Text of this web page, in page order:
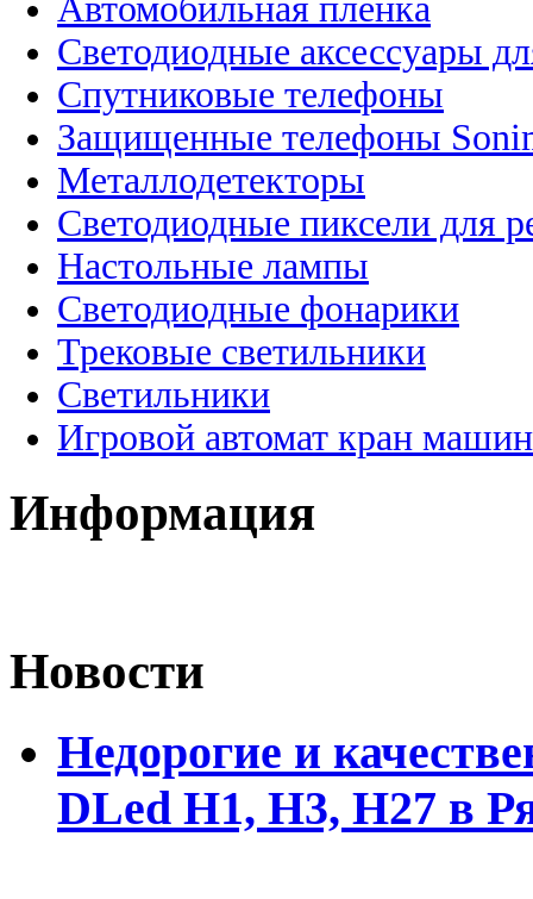
Автомобильная пленка
Светодиодные аксессуары
Спутниковые телефоны
Защищенные телефоны
Металлодетекторы
Светодиодные пиксели для
Настольные лампы
Светодиодные фонарики
Трековые светильники
Светильники
Игровой автомат кран
Информация
Новости
Недорогие и
DLed Н1, Н3, Н27 в